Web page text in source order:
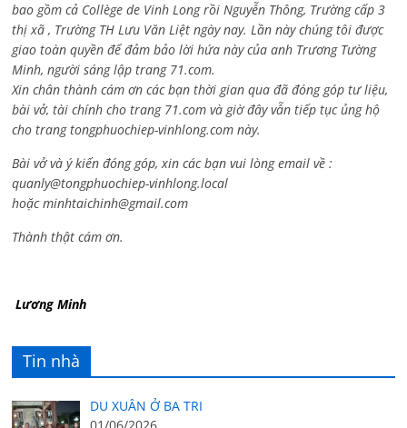
bao gồm cả Collège de Vinh Long rồi Nguyễn Thông, Trường cấp 3
thị xã , Trường TH Lưu Văn Liệt ngày nay. Lần này chúng tôi được
giao toàn quyền để đảm bảo lời hứa này của anh Trương Tường
Minh, người sáng lập trang 71.com.
Xin chân thành cám ơn các bạn thời gian qua đã đóng góp tư liệu,
bài vở, tài chính cho trang 71.com và giờ đây vẫn tiếp tục ủng hộ
cho trang tongphuochiep-vinhlong.com này.
Bài vở và ý kiến đóng góp, xin các bạn vui lòng email về :
quanly@tongphuochiep-vinhlong.local
hoặcminhtaichinh@gmail.com
Thành thật cám ơn.
Lương Minh
Tin nhà
DU XUÂN Ở BA TRI